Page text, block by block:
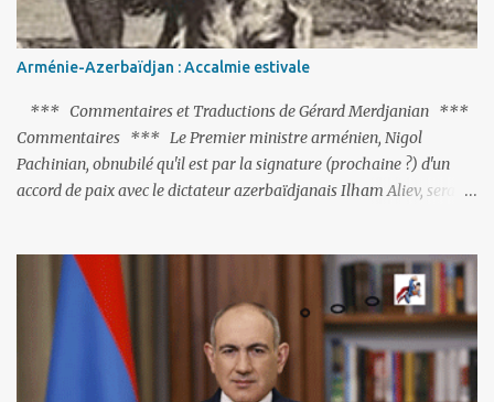
Arménie-Azerbaïdjan : Accalmie estivale
*** Commentaires et Traductions de Gérard Merdjanian ***
Commentaires *** Le Premier ministre arménien, Nigol
Pachinian, obnubilé qu'il est par la signature (prochaine ?) d'un
accord de paix avec le dictateur azerbaïdjanais Ilham Aliev, serait
C'est hélas fort peu probable ; l'Histoire ou la Littérature ne sont
pas ses points forts, pas plus d'ailleurs que les négociations avec le
tandem turco-azéri. Faisant fi de tout ce qui précède la chute de
l'URSS, il est exclusivement intéressé par ce qu'il nomme «
l'Arménie réelle ». Même les trois présidents qu'ils l'ont précédés ne